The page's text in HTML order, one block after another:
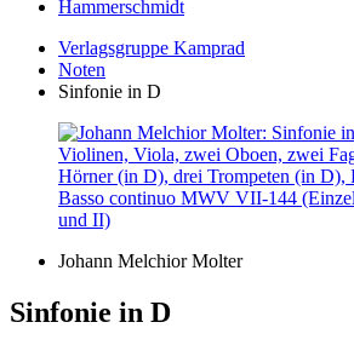
Hammerschmidt
Verlagsgruppe Kamprad
Noten
Sinfonie in D
Johann Melchior Molter
Sinfonie in D